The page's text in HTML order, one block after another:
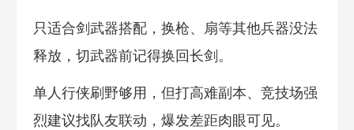
只适合剑武器搭配，换枪、扇等其他兵器没法
释放，切武器前记得换回长剑。
单人行侠刷野够用，但打高难副本、竞技场强
烈建议找队友联动，爆发差距肉眼可见。